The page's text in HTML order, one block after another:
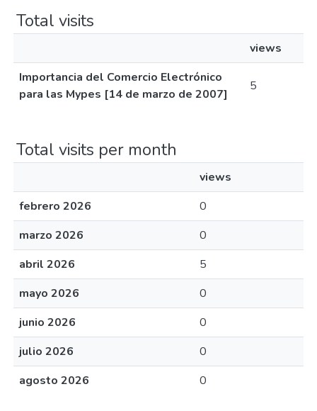
Total visits
views
Importancia del Comercio Electrónico
para las Mypes [14 de marzo de 2007]
5
Total visits per month
views
febrero 2026
0
marzo 2026
0
abril 2026
5
mayo 2026
0
junio 2026
0
julio 2026
0
agosto 2026
0